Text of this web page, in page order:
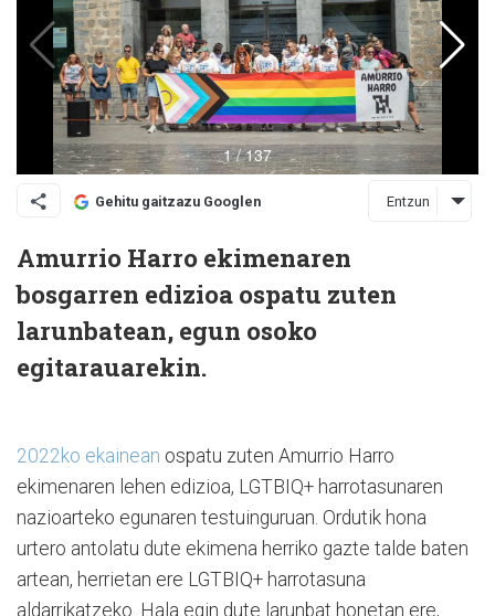
Gehitu gaitzazu Googlen Entzun
Amurrio Harro ekimenaren
bosgarren edizioa ospatu zuten
larunbatean, egun osoko
egitarauarekin.
2022ko ekainean ospatu zuten Amurrio Harro
ekimenaren lehen edizioa, LGTBIQ+ harrotasunaren
nazioarteko egunaren testuinguruan. Ordutik hona
urtero antolatu dute ekimena herriko gazte talde baten
artean, herrietan ere LGTBIQ+ harrotasuna
aldarrikatzeko. Hala egin dute larunbat honetan ere,